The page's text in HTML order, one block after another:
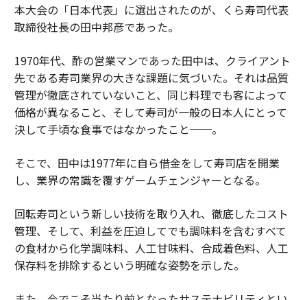
本大会の「日本代表」に選出されたのが、くら寿司代表
取締役社長の田中邦彦であった。
1970年代、酢の営業マンであった田中は、クライアント
先である寿司業界の大きな課題に気づいた。それは品質
管理が徹底されていないこと、同じ料理でも客によって
価格が異なること、そして寿司が一般の日本人にとって
決して手頃な食事ではなかったこと──。
そこで、田中は1977年に自ら借金をして寿司店を開業
し、業界の常識を覆すゲームチェンジャーとなる。
回転寿司という新しい技術を取り入れ、徹底したコスト
管理、そして、利益を圧迫してでも調味料を含むすべて
の食材から化学調味料、人工甘味料、合成着色料、人工
保存料を排除するという明確な姿勢を示した。